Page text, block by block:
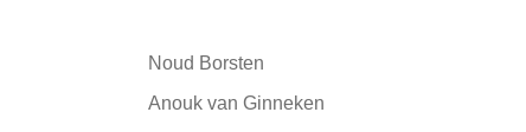
Noud Borsten
Anouk van Ginneken